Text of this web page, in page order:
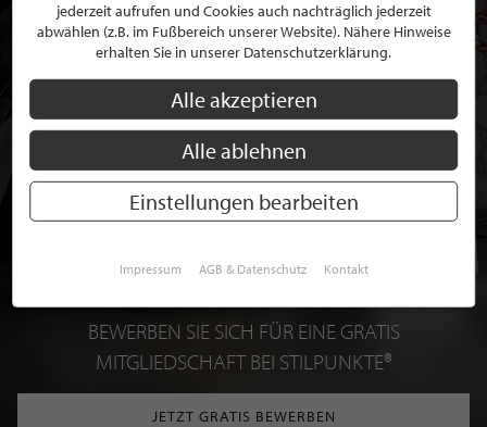
BEWERBEN SIE SICH FÜR EINE GRATIS
MITGLIEDSCHAFT BEI STILPUNKTE®
JETZT GRATIS BEWERBEN
jederzeit aufrufen und Cookies auch nachträglich jederzeit
abwählen (z.B. im Fußbereich unserer Website). Nähere Hinweise
erhalten Sie in unserer Datenschutzerklärung.
Alle akzeptieren
Alle ablehnen
Einstellungen bearbeiten
Impressum AGB & Datenschutz Kontakt